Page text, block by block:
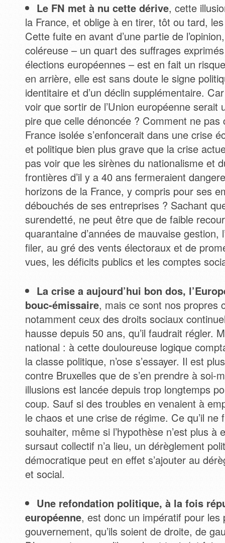
Le FN met à nu cette dérive, cette
la France, et oblige à en tirer, tôt ou tard,
Cette fuite en avant d’une partie de
coléreuse – un quart des suffrages
élections européennes – est en fait un
en arrière, elle est sans doute le signe
identitaire et d’un déclin supplémentaire.
voir que sortir de l’Union européenne serait
pire que celle dénoncée ? Comment ne pas
France isolée s’enfoncerait dans une crise
et politique bien plus grave que la crise
pas voir que les sirènes du nationalisme et
frontières d’il y a 40 ans fermeraient
horizons de la France, y compris pour ses
débouchés de ses entreprises ? Sachant
surendetté, ne peut être que de faible
quarantaine d’années de mauvaise gestion,
filer, au gré des vents électoraux et de
vues, les déficits publics et les comptes
La crise a aujourd’hui bon dos,
bouc-émissaire, mais ce sont nos propres
notamment ceux des droits sociaux
hausse depuis 50 ans, qu’il faudrait régler.
national : à cette douloureuse logique
la classe politique, n’ose s’essayer. Il est
contre Bruxelles que de s’en prendre à soi-
illusions est lancée depuis trop longtemps
coup. Sauf si des troubles en venaient à
le chaos et une crise de régime. Ce qu’il ne
souhaiter, même si l’hypothèse n’est plus à
sursaut collectif n’a lieu, un dérèglement
démocratique peut en effet s’ajouter au
et social.
Une refondation politique, à la fois
européenne, est donc un impératif pour les
gouvernement, qu’ils soient de droite, de